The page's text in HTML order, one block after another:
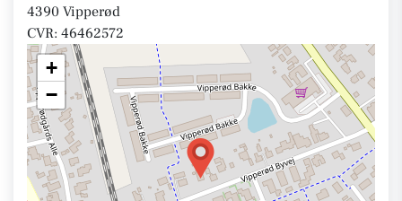
4390 Vipperød
CVR: 46462572
+
−